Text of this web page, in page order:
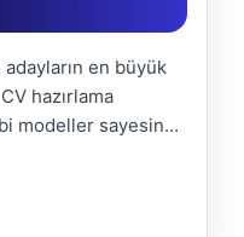
adayların en büyük
hazırlama
modeller sayesinde
zekâ ile